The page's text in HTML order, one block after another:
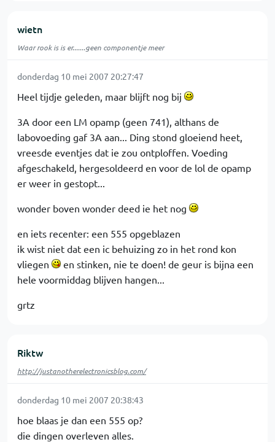
wietn
Waar rook is is er.......geen componentje meer
donderdag 10 mei 2007 20:27:47
Heel tijdje geleden, maar blijft nog bij
3A door een LM opamp (geen 741), althans de
labovoeding gaf 3A aan... Ding stond gloeiend heet,
vreesde eventjes dat ie zou ontploffen. Voeding
afgeschakeld, hergesoldeerd en voor de lol de opamp
er weer in gestopt...
wonder boven wonder deed ie het nog
en iets recenter: een 555 opgeblazen
ik wist niet dat een ic behuizing zo in het rond kon
vliegen
en stinken, nie te doen! de geur is bijna een
hele voormiddag blijven hangen...
grtz
Riktw
http://justanotherelectronicsblog.com/
donderdag 10 mei 2007 20:38:43
hoe blaas je dan een 555 op?
die dingen overleven alles.